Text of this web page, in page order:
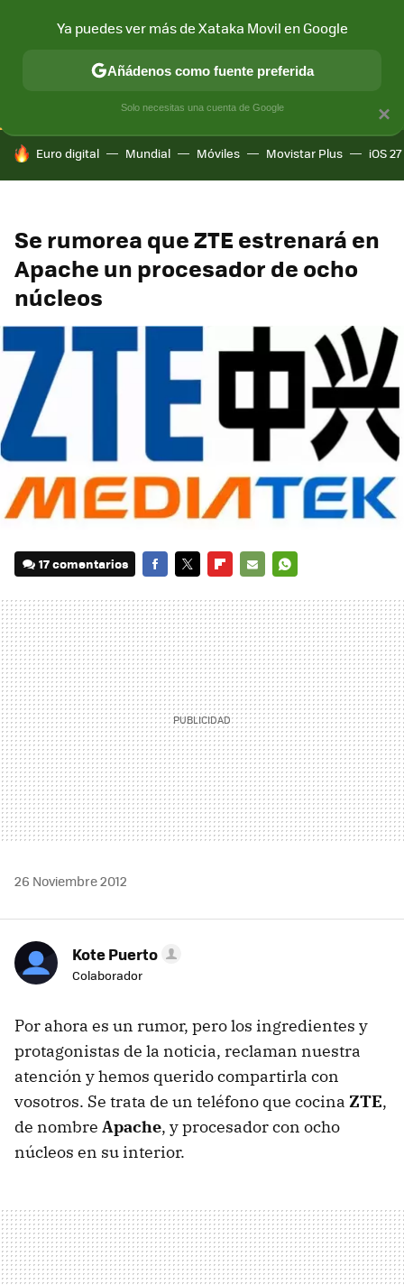
CONECTIVIDAD MÓVIL Y SOCIEDAD APLICACIONES
HOY SE HABLA DE
Euro digital Mundial Móviles Movistar Plus iOS 27
Se rumorea que ZTE estrenará en
Apache un procesador de ocho
núcleos
17 comentarios
MAIL
26 Noviembre 2012
Kote Puerto
Colaborador
Por ahora es un rumor, pero los ingredientes y
protagonistas de la noticia, reclaman nuestra
atención y hemos querido compartirla con
vosotros. Se trata de un teléfono que cocina ZTE,
de nombre Apache, y procesador con ocho
núcleos en su interior.
×
Ya puedes ver más de Xataka Movil en Google
Añádenos como fuente preferida
Solo necesitas una cuenta de Google